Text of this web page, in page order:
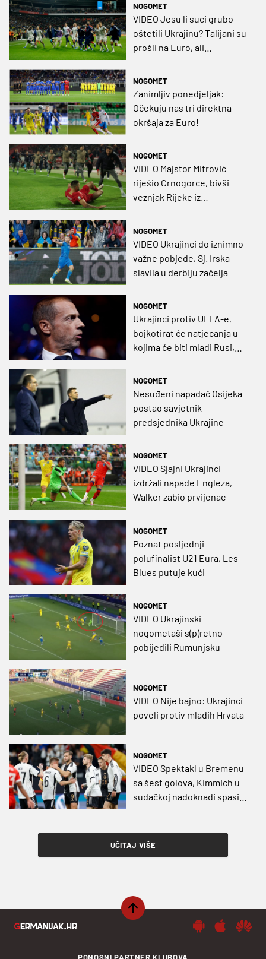
NOGOMET
VIDEO Jesu li suci grubo
oštetili Ukrajinu? Talijani su
prošli na Euro, ali
zvižduci nakon sumnjive
situacije
NOGOMET
Zanimljiv ponedjeljak:
Očekuju nas tri direktna
okršaja za Euro!
NOGOMET
VIDEO Majstor Mitrović
riješio Crnogorce, bivši
veznjak Rijeke iz
iznenadila Mađarsku
NOGOMET
VIDEO Ukrajinci do iznimno
važne pobjede, Sj. Irska
slavila u derbiju začelja
NOGOMET
Ukrajinci protiv UEFA-e,
bojkotirat će natjecanja u
kojima će biti mladi Rusi,
NOGOMET
Nesuđeni napadač Osijeka
postao savjetnik
predsjednika Ukrajine
NOGOMET
VIDEO Sjajni Ukrajinci
izdržali napade Engleza,
Walker zabio prvijenac
NOGOMET
Poznat posljednji
polufinalist U21 Eura, Les
Blues putuje kući
NOGOMET
VIDEO Ukrajinski
nogometaši s(p)retno
pobijedili Rumunjsku
NOGOMET
VIDEO Nije bajno: Ukrajinci
poveli protiv mladih Hrvata
NOGOMET
VIDEO Spektakl u Bremenu
sa šest golova, Kimmich u
sudačkoj nadoknadi spasio
UČITAJ VIŠE